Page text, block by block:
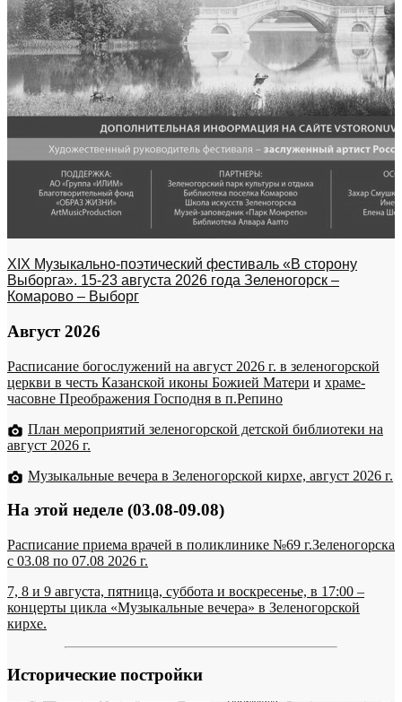
XIX Музыкально-поэтический фестиваль «В сторону
Выборга». 15-23 августа 2026 года Зеленогорск –
Комарово – Выборг
Август 2026
Расписание богослужений на август 2026 г. в зеленогорской
церкви в честь Казанской иконы Божией Матери и храме-
часовне Преображения Господня в п.Репино
План мероприятий зеленогорской детской библиотеки на
август 2026 г.
Музыкальные вечера в Зеленогорской кирхе, август 2026 г.
На этой неделе (03.08-09.08)
Расписание приема врачей в поликлинике №69 г.Зеленогорска
c 03.08 по 07.08 2026 г.
7, 8 и 9 августа, пятница, суббота и воскресенье, в 17:00 –
концерты цикла «Музыкальные вечера» в Зеленогорской
кирхе.
Исторические постройки